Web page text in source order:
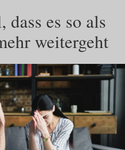
dass es so als
weitergeht